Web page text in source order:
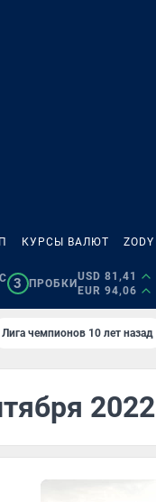
КУРСЫ ВАЛЮТ ZODY
3 ПРОБКИ
USD 81,41
EUR 94,06
Лига чемпионов 10 лет назад
2022